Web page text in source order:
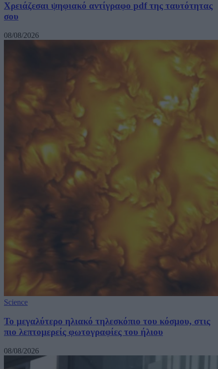
Χρειάζεσαι ψηφιακό αντίγραφο pdf της ταυτότητας
σου
08/08/2026
Science
Το μεγαλύτερο ηλιακό τηλεσκόπιο του κόσμου, στις
πιο λεπτομερείς φωτογραφίες του ήλιου
08/08/2026